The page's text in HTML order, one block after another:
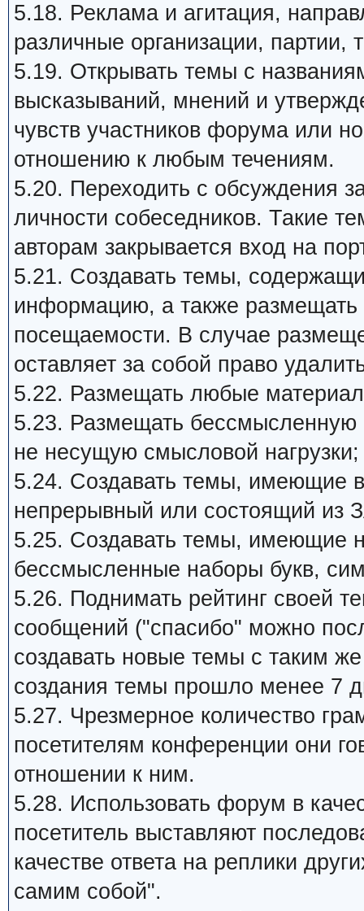
5.18. Реклама и агитация,
различные организации, партии,
5.19. Открывать темы с
высказываний, мнений и
чувств участников форума или
отношению к любым течениям.
5.20. Переходить с обсуждения
личности собеседников. Такие
авторам закрывается вход на
5.21. Создавать темы,
информацию, а также
посещаемости. В случае
оставляет за собой право
5.22. Размещать любые
5.23. Размещать
не несущую смысловой нагрузки;
5.24. Создавать темы, имеющие
непрерывный или состоящий из
5.25. Создавать темы, имеющие
бессмысленные наборы букв,
5.26. Поднимать рейтинг своей
сообщений ("спасибо" можно
создавать новые темы с таким
создания темы прошло менее 7
5.27. Чpезмеpное количество
посетителям конференции они
отношении к ним.
5.28. Использовать форум в
посетитель выставляют
качестве ответа на реплики
самим собой".